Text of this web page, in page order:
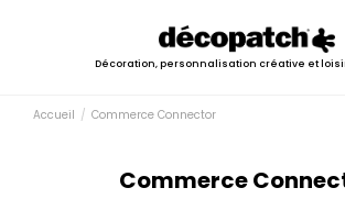
Décoration, personnalisation créative et
Accueil Commerce Connector
Commerce